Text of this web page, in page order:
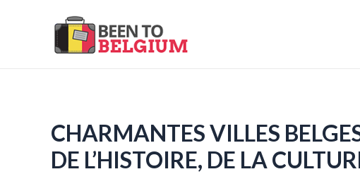
CHARMANTES VILLES
DE L’HISTOIRE, DE LA